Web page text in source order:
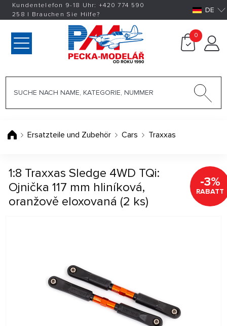
Kundentelefon 9-18 Uhr: +420774 590
258 | Brauchen Sie Hilfe? DE
0
Ersatzteile und Zubehör Cars Traxxas
1:8 Traxxas Sledge 4WD TQi:
Ojnička 117 mm hliníková,
oranžově eloxovaná (2 ks)
-3%
RABATT